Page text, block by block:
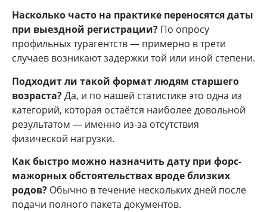
Насколько часто на практике переносятся даты
при выездной регистрации? По опросу
профильных турагентств — примерно в трети
случаев возникают задержки той или иной степени.
Подходит ли такой формат людям старшего
возраста?Да, и по нашей статистике это одна из
категорий, которая остаётся наиболее довольной
результатом — именно из-за отсутствия
физической нагрузки.
Как быстро можно назначить дату при форс-
мажорных обстоятельствах вроде близких
родов? Обычно в течение нескольких дней после
подачи полного пакета документов.